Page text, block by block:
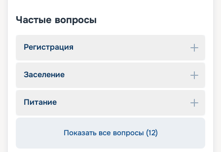
Частые вопросы
Регистрация
Заселение
Питание
Показать все вопросы (12)